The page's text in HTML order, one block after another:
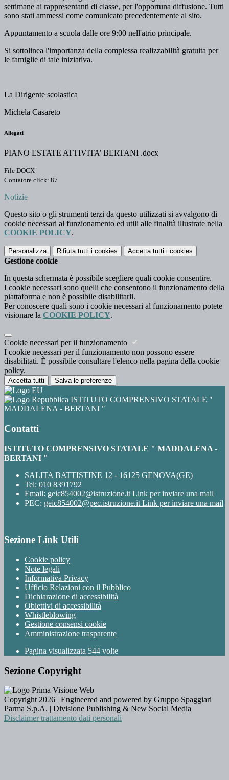
settimane ai rappresentanti di classe, per l'opportuna diffusione. Tutti
sono stati ammessi come comunicato precedentemente al sito.
Appuntamento a scuola dalle ore 9:00 nell'atrio principale.
Si sottolinea l'importanza della complessa realizzabilità gratuita per
le famiglie di tale iniziativa.
La Dirigente scolastica
Michela Casareto
Allegati
PIANO ESTATE ATTIVITA’ BERTANI .docx
File DOCX
Contatore click: 87
Notizie
Questo sito o gli strumenti terzi da questo utilizzati si avvalgono di
cookie necessari al funzionamento ed utili alle finalità illustrate nella
COOKIE POLICY.
Personalizza Rifiuta tutti i cookies Accetta tutti i cookies
Gestione cookie
In questa schermata è possibile scegliere quali cookie consentire.
I cookie necessari sono quelli che consentono il funzionamento della
piattaforma e non è possibile disabilitarli.
Per conoscere quali sono i cookie necessari al funzionamento potete
visionare la COOKIE POLICY.
Cookie necessari per il funzionamento
I cookie necessari per il funzionamento non possono essere
disabilitati. È possibile consultare l'elenco nella pagina della cookie
policy.
Accetta tutti Salva le preferenze
ISTITUTO COMPRENSIVO STATALE "
MADDALENA - BERTANI "
Contatti
ISTITUTO COMPRENSIVO STATALE " MADDALENA -
BERTANI "
SALITA BATTISTINE 12 - 16125 GENOVA(GE)
Tel: 010 8391792
Email: geic854002@istruzione.it Link per inviare una mail
PEC: geic854002@pec.istruzione.it Link per inviare una mail
Sezione Link Utili
Cookie policy
Note legali
Informativa Privacy
Ufficio Relazioni con il Pubblico
Dichiarazione di accessibilità
Obiettivi di accessibilità
Whistleblowing
Gestione consensi cookie
Amministrazione trasparente
Pagina visualizzata 544 volte
Sezione Copyright
Copyright 2026 | Engineered and powered by Gruppo Spaggiari
Parma S.p.A. | Divisione Publishing & New Social Media
Disclaimer trattamento dati personali